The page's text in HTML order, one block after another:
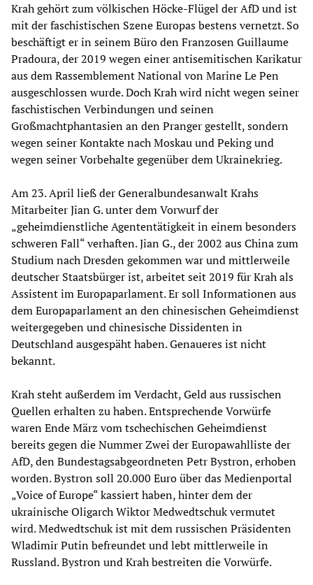
Krah gehört zum völkischen Höcke-Flügel der AfD und ist
mit der faschistischen Szene Europas bestens vernetzt. So
beschäftigt er in seinem Büro den Franzosen Guillaume
Pradoura, der 2019 wegen einer antisemitischen Karikatur
aus dem Rassemblement National von Marine Le Pen
ausgeschlossen wurde. Doch Krah wird nicht wegen seiner
faschistischen Verbindungen und seinen
Großmachtphantasien an den Pranger gestellt, sondern
wegen seiner Kontakte nach Moskau und Peking und
wegen seiner Vorbehalte gegenüber dem Ukrainekrieg.
Am 23. April ließ der Generalbundesanwalt Krahs
Mitarbeiter Jian G. unter dem Vorwurf der
„geheimdienstliche Agententätigkeit in einem besonders
schweren Fall“ verhaften. Jian G., der 2002 aus China zum
Studium nach Dresden gekommen war und mittlerweile
deutscher Staatsbürger ist, arbeitet seit 2019 für Krah als
Assistent im Europaparlament. Er soll Informationen aus
dem Europaparlament an den chinesischen Geheimdienst
weitergegeben und chinesische Dissidenten in
Deutschland ausgespäht haben. Genaueres ist nicht
bekannt.
Krah steht außerdem im Verdacht, Geld aus russischen
Quellen erhalten zu haben. Entsprechende Vorwürfe
waren Ende März vom tschechischen Geheimdienst
bereits gegen die Nummer Zwei der Europawahlliste der
AfD, den Bundestagsabgeordneten Petr Bystron, erhoben
worden. Bystron soll 20.000 Euro über das Medienportal
„Voice of Europe“ kassiert haben, hinter dem der
ukrainische Oligarch Wiktor Medwedtschuk vermutet
wird. Medwedtschuk ist mit dem russischen Präsidenten
Wladimir Putin befreundet und lebt mittlerweile in
Russland. Bystron und Krah bestreiten die Vorwürfe.